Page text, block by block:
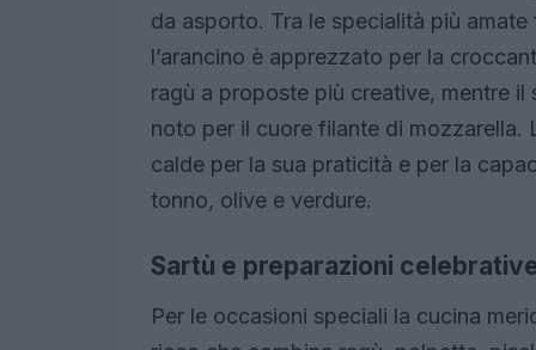
da asporto. Tra le specialità più amate
l’arancino è apprezzato per la
ragù a proposte più creative, mentre il
noto per il cuore filante di mozzarella.
calde per la sua praticità e per la
tonno, olive e verdure.
Sartù e preparazioni
Per le occasioni speciali la cucina